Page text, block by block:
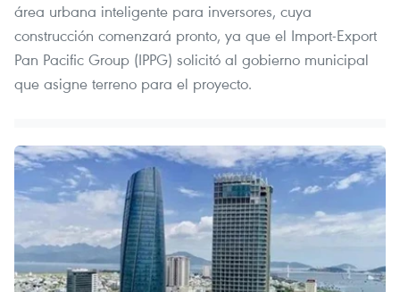
área urbana inteligente para inversores, cuya
construcción comenzará pronto, ya que el Import-Export
Pan Pacific Group (IPPG) solicitó al gobierno municipal
que asigne terreno para el proyecto.